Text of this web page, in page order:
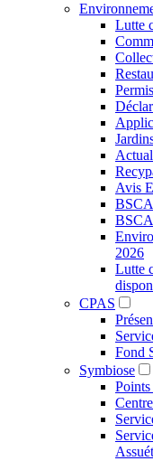
Lutte
Avis
2026
Lutte
CPAS
Fond
Symbiose